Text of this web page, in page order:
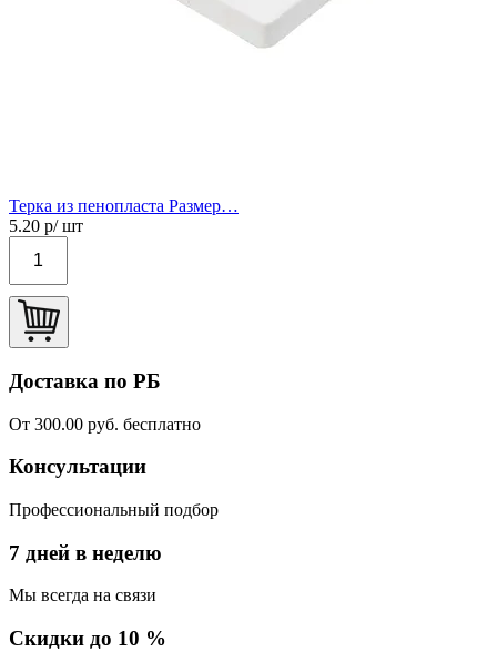
Терка из пенопласта Размер…
5.20 р/ шт
Доставка по РБ
От 300.00 руб. бесплатно
Консультации
Профессиональный подбор
7 дней в неделю
Мы всегда на связи
Скидки до 10 %